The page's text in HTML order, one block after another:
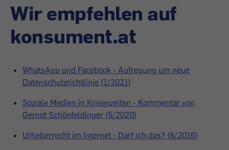
Wir empfehlen auf
konsument.at
WhatsApp und Facebook - Aufregung um neue
Datenschutzrichtlinie (1/2021)
Soziale Medien in Krisenzeiten - Kommentar von
Gernot Schönfeldinger (5/2020)
Urheberrecht im Internet - Darf ich das? (8/2016)